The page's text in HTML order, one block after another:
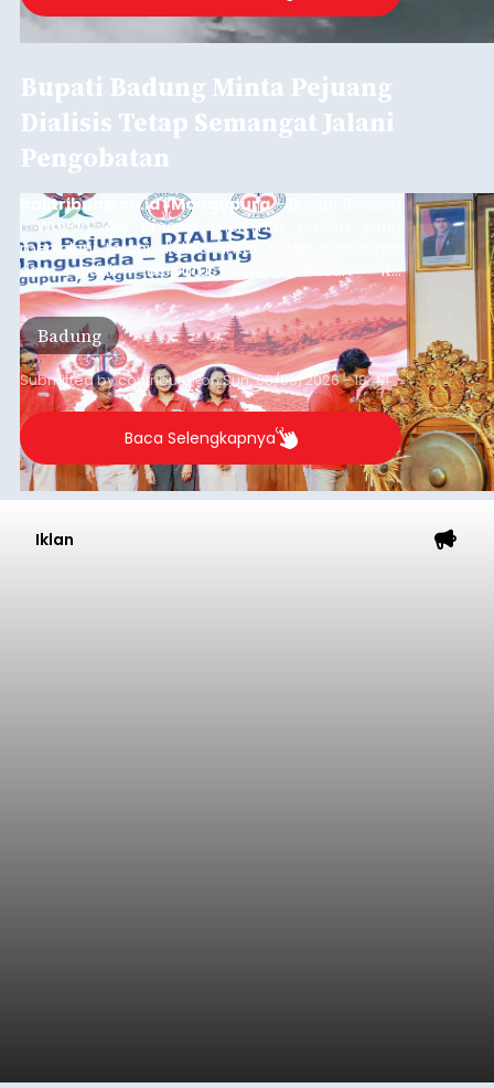
Bupati Badung Minta Pejuang
Dialisis Tetap Semangat Jalani
Pengobatan
balitribune.co.id | Mangupura- Bupati Badung
I Wayan Adi Arnawa meminta pasien yang
menjalani terapi dialisis untuk tetap semangat
dan tidak berputus asa. Pesan itu
disampaikannya saat menghadiri Sarasehan
Pejuang Dialisis yang digelar RSD Mangusada di
Ruang Kertha Gosana, Puspem Badung, Minggu
(9/8/2026).
Badung
Submitted bycontributoronSun, 08/09/2026 - 18:44
Baca Selengkapnya
Iklan